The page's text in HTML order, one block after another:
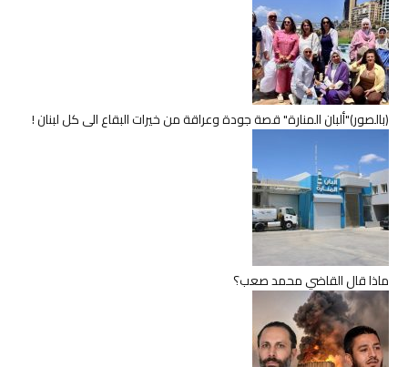
(بالصور)"ألبان المنارة" قصة جودة وعراقة من خيرات البقاع الى كل لبنان !
ماذا قال القاضي محمد صعب؟